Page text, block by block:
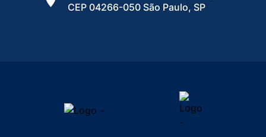
CEP 04266-050 São Paulo, SP